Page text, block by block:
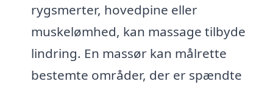
rygsmerter, hovedpine eller
muskelømhed, kan massage tilbyde
lindring. En massør kan målrette
bestemte områder, der er spændte